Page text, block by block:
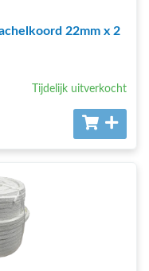
22mm x 2
Tijdelijk uitverkocht